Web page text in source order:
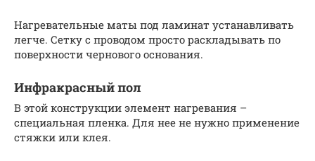
Нагревательные маты под ламинат устанавливать
легче. Сетку с проводом просто раскладывать по
поверхности чернового основания.
Инфракрасный пол
В этой конструкции элемент нагревания –
специальная пленка. Для нее не нужно применение
стяжки или клея.